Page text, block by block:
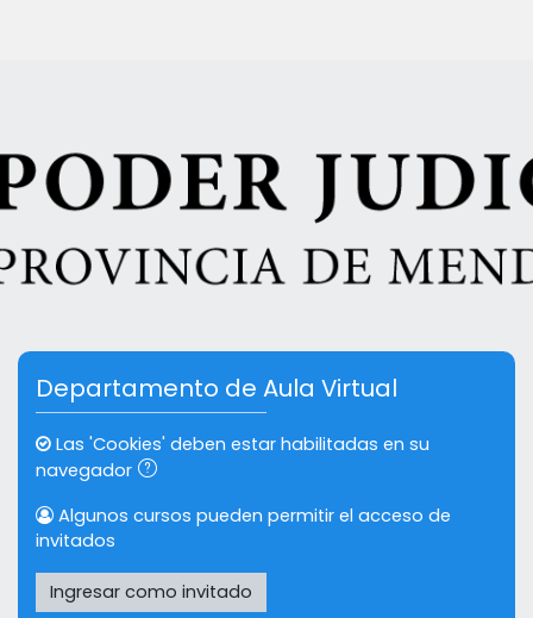
Departamento de Aula Virtual
Las 'Cookies' deben estar habilitadas en su
navegador
Algunos cursos pueden permitir el acceso de
invitados
Ingresar como invitado